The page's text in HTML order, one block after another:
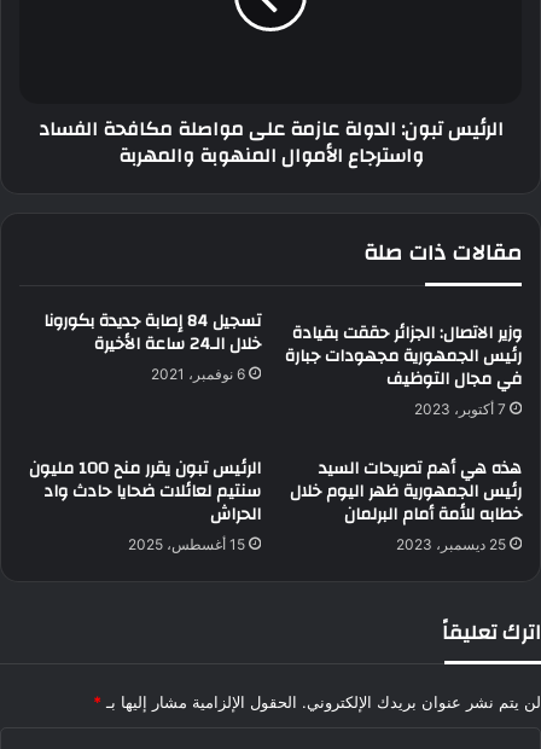
الأموال
الرئيس تبون: الدولة عازمة على مواصلة مكافحة الفساد
واسترجاع الأموال المنهوبة والمهربة
مقالات ذات صلة
وزير الاتصال: الجزائر حققت بقيادة
رئيس الجمهورية مجهودات جبارة
في مجال التوظيف
7 أكتوبر، 2023
تسجيل 84 إصابة جديدة بكورونا
خلال الـ24 ساعة الأخيرة
6 نوفمبر، 2021
هذه هي أهم تصريحات السيد
رئيس الجمهورية ظهر اليوم خلال
خطابه للأمة أمام البرلمان
25 ديسمبر، 2023
الرئيس تبون يقرر منح 100 مليون
سنتيم لعائلات ضحايا حادث واد
الحراش
15 أغسطس، 2025
اترك تعليقاً
لن يتم نشر عنوان بريدك الإلكتروني. الحقول الإلزامية مشار إليها بـ *